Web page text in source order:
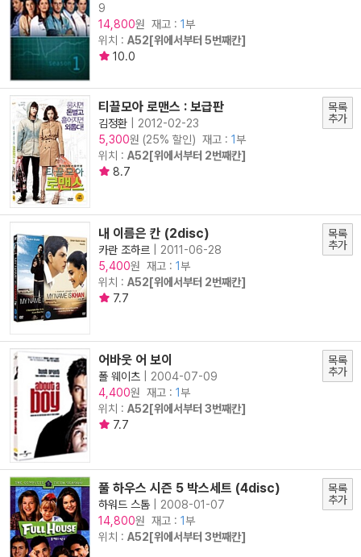
9
14,800원 재고 : 1부
위치 : A52[위에서부터 5번째칸]
10.0
티끌모아 로맨스 : 보급판
김정환 2012-02-23
5,300원 (25% 할인) 재고 : 1부
위치 : A52[위에서부터 2번째칸]
8.7
목록
추가
내 이름은 칸 (2disc)
카란 조하르 2011-06-28
5,400원 재고 : 1부
위치 : A52[위에서부터 2번째칸]
7.7
목록
추가
어바웃 어 보이
폴 웨이츠 2004-07-09
4,400원 재고 : 1부
위치 : A52[위에서부터 3번째칸]
7.7
목록
추가
풀 하우스 시즌 5 박스세트 (4disc)
하워드 스톰 2008-01-07
14,800원 재고 : 1부
위치 : A52[위에서부터 3번째칸]
목록
추가